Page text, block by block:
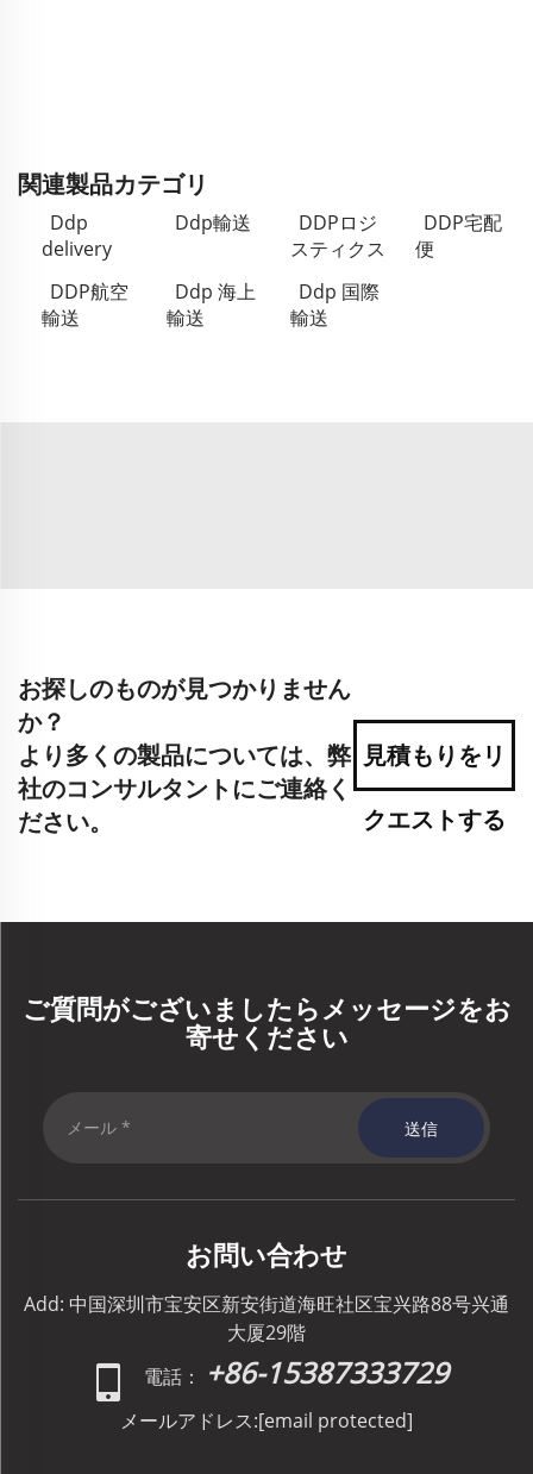
関連製品カテゴリ
Ddp
delivery
Ddp輸送
DDPロジ
スティクス
DDP宅配
便
DDP航空
輸送
Ddp 海上
輸送
Ddp 国際
輸送
お探しのものが見つかりません
か？
より多くの製品については、弊
社のコンサルタントにご連絡く
ださい。
見積もりをリ
クエストする
ご質問がございましたらメッセージをお
寄せください
送信
お問い合わせ
Add: 中国深圳市宝安区新安街道海旺社区宝兴路88号兴通
大厦29階
電話：
+86-15387333729
メールアドレス:[email protected]